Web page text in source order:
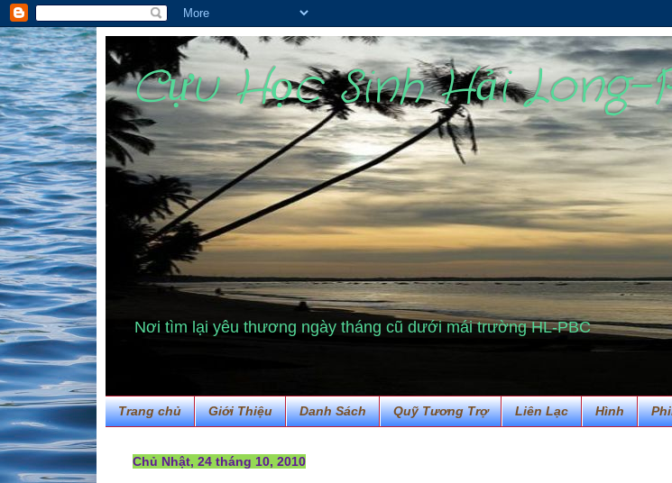
Cựu Học Sinh Hải Long-
Nơi tìm lại yêu thương ngày tháng cũ dưới mái trường HL-PBC
Trang chủ Giới Thiệu Danh Sách Quỹ Tương Trợ Liên Lạc Hình
Chủ Nhật, 24 tháng 10, 2010